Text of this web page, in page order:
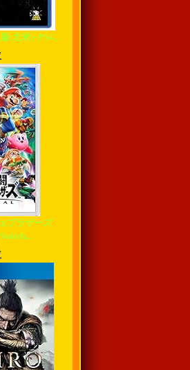
:北米)- PS4...
ブラザーズ